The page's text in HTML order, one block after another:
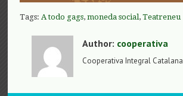
Tags: A todo gags,moneda social,Teatreneu
Author: cooperativa
Cooperativa Integral Catalana